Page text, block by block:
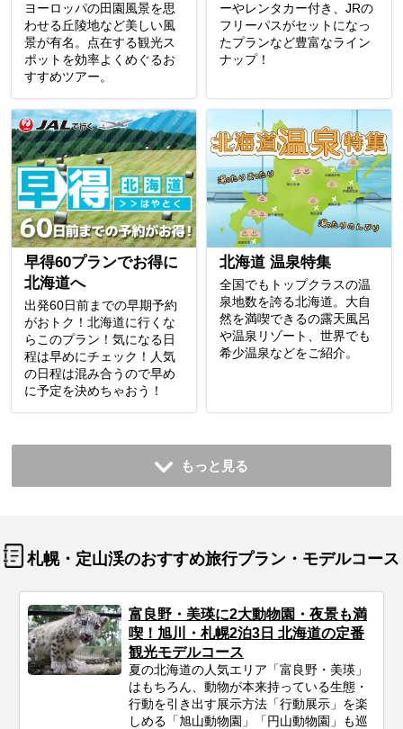
ヨーロッパの田園風景を思
わせる丘陵地など美しい風
景が有名。点在する観光ス
ポットを効率よくめぐるお
すすめツアー。
ーやレンタカー付き、JRの
フリーパスがセットになっ
たプランなど豊富なライン
ナップ！
早得60プランでお得に
北海道へ
出発60日前までの早期予約
がおトク！北海道に行くな
らこのプラン！気になる日
程は早めにチェック！人気
の日程は混み合うので早め
に予定を決めちゃおう！
北海道 温泉特集
全国でもトップクラスの温
泉地数を誇る北海道。大自
然を満喫できるの露天風呂
や温泉リゾート、世界でも
希少温泉などをご紹介。
もっと見る
札幌・定山渓のおすすめ旅行プラン・モデルコース
富良野・美瑛に2大動物園・夜景も満
喫！旭川・札幌2泊3日 北海道の定番
観光モデルコース
夏の北海道の人気エリア「富良野・美瑛」
はもちろん、動物が本来持っている生態・
行動を引き出す展示方法「行動展示」を楽
しめる「旭山動物園」「円山動物園」も巡